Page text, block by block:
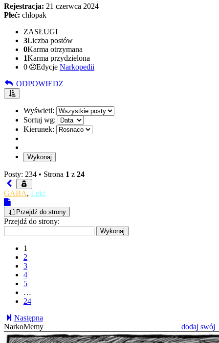
Rejestracja: 21 czerwca 2024
Płeć: chłopak
ZASŁUGI
3Liczba postów
0Karma otrzymana
1Karma przydzielona
0
Edycje Narkopedii
ODPOWIEDZ
Wyświetl:
Sortuj wg:
Kierunek:
Posty: 234 • Strona 1 z 24
GABA, Leki
Przejdź do strony
Przejdź do strony:
1
2
3
4
5
…
24
Następna
NarkoMemy
dodaj swój